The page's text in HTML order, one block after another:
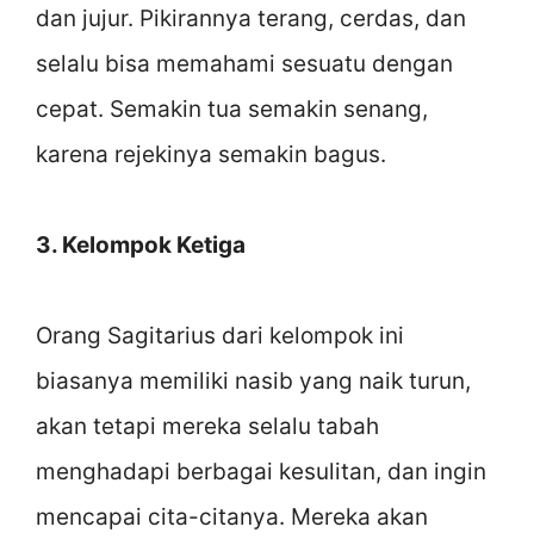
dan jujur. Pikirannya terang, cerdas, dan
selalu bisa memahami sesuatu dengan
cepat. Semakin tua semakin senang,
karena rejekinya semakin bagus.
3. Kelompok Ketiga
Orang Sagitarius dari kelompok ini
biasanya memiliki nasib yang naik turun,
akan tetapi mereka selalu tabah
menghadapi berbagai kesulitan, dan ingin
mencapai cita-citanya. Mereka akan